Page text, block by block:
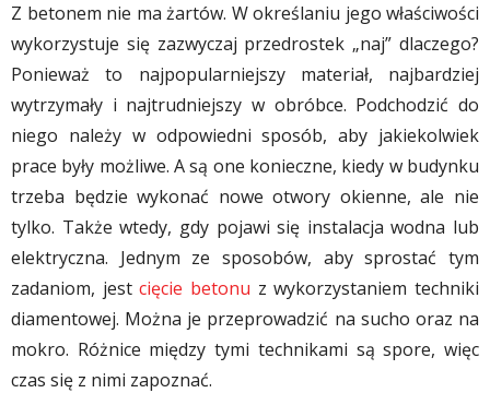
Z betonem nie ma żartów. W określaniu jego właściwości
wykorzystuje się zazwyczaj przedrostek „naj” dlaczego?
Ponieważ to najpopularniejszy materiał, najbardziej
wytrzymały i najtrudniejszy w obróbce. Podchodzić do
niego należy w odpowiedni sposób, aby jakiekolwiek
prace były możliwe. A są one konieczne, kiedy w budynku
trzeba będzie wykonać nowe otwory okienne, ale nie
tylko. Także wtedy, gdy pojawi się instalacja wodna lub
elektryczna. Jednym ze sposobów, aby sprostać tym
zadaniom, jestcięcie betonu z wykorzystaniem techniki
diamentowej. Można je przeprowadzić na sucho oraz na
mokro. Różnice między tymi technikami są spore, więc
czas się z nimi zapoznać.